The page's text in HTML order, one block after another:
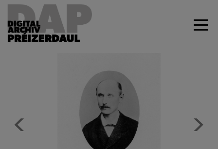
Previous Next